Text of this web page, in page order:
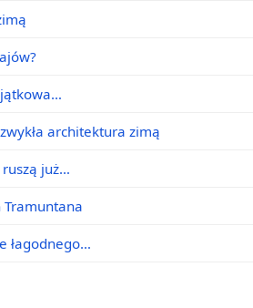
architektura zimą
już…
łagodnego…